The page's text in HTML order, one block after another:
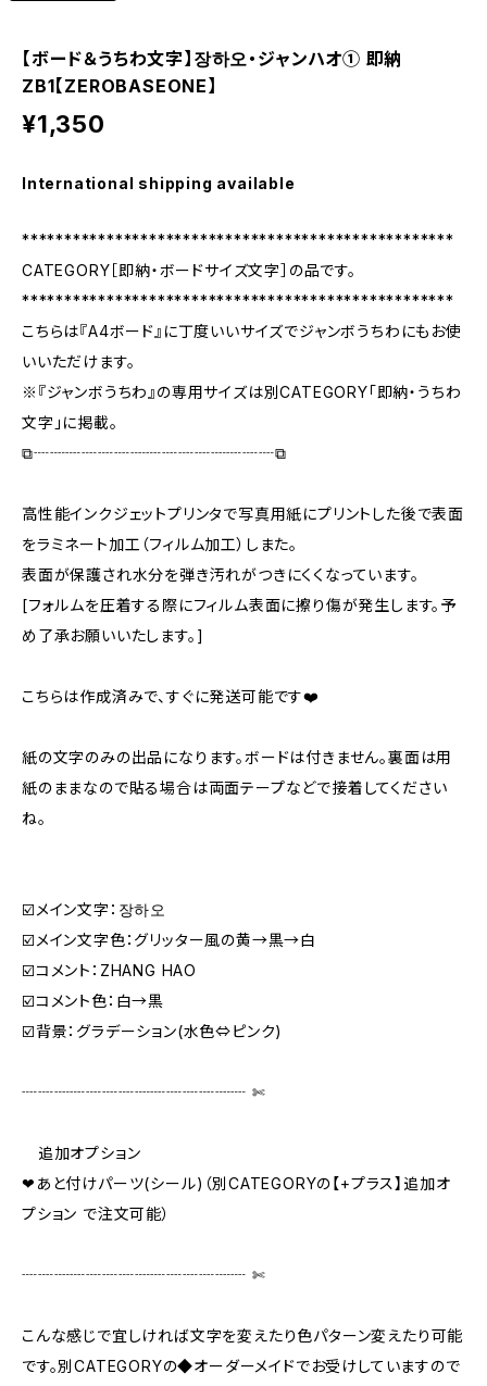
【ボード＆うちわ文字】장하오・ジャンハオ① 即納
ZB1【ZEROBASEONE】
¥1,350
International shipping available
***************************************************
CATEGORY［即納・ボードサイズ文字］の品です。
***************************************************
こちらは『A4ボード』に丁度いいサイズでジャンボうちわにもお使
いいただけます。
※『ジャンボうちわ』の専用サイズは別CATEGORY「即納・うちわ
文字」に掲載。
⧉┈┈┈┈┈┈┈┈┈┈┈┈┈┈┈⧉
高性能インクジェットプリンタで写真用紙にプリントした後で表面
をラミネート加工（フィルム加工）しまた。
表面が保護され水分を弾き汚れがつきにくくなっています。
[フォルムを圧着する際にフィルム表面に擦り傷が発生します。予
め了承お願いいたします。]
こちらは作成済みで、すぐに発送可能です❤️
紙の文字のみの出品になります。ボードは付きません。裏面は用
紙のままなので貼る場合は両面テープなどで接着してください
ね。
☑️メイン文字：장하오
☑️メイン文字色：グリッター風の黄→黒→白
☑️コメント：ZHANG HAO
☑️コメント色：白→黒
☑️背景：グラデーション(水色⇔ピンク)
┈┈┈┈┈┈┈┈┈┈┈┈┈┈ ✄‬‬
追加オプション
❤あと付けパーツ(シール)（別CATEGORYの【+プラス】追加オ
プション で注文可能）
┈┈┈┈┈┈┈┈┈┈┈┈┈┈ ✄‬‬
こんな感じで宜しければ文字を変えたり色パターン変えたり可能
です。別CATEGORYの◆オーダーメイドでお受けしていますので